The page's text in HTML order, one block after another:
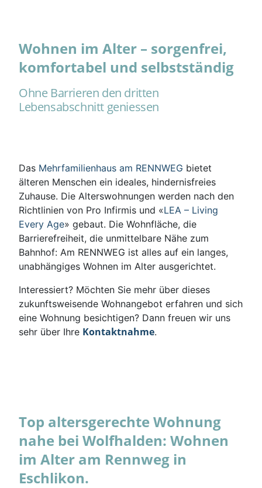
Wohnen im Alter – sorgenfrei,
komfortabel und selbstständig
Ohne Barrieren den dritten
Lebensabschnitt geniessen
Das Mehrfamilienhaus am RENNWEG bietet
älteren Menschen ein ideales, hindernisfreies
Zuhause. Die Alterswohnungen werden nach den
Richtlinien von Pro Infirmis und «LEA – Living
Every Age» gebaut. Die Wohnfläche, die
Barrierefreiheit, die unmittelbare Nähe zum
Bahnhof: Am RENNWEG ist alles auf ein langes,
unabhängiges Wohnen im Alter ausgerichtet.
Interessiert? Möchten Sie mehr über dieses
zukunftsweisende Wohnangebot erfahren und sich
eine Wohnung besichtigen? Dann freuen wir uns
sehr über Ihre Kontaktnahme.
Top altersgerechte Wohnung
nahe bei Wolfhalden: Wohnen
im Alter am Rennweg in
Eschlikon.